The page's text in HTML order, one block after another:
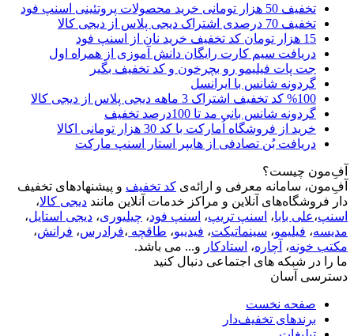
تخفیف 50 هزار تومانی خرید محصولات پروتئینی اسنپ فود
تخفیف 70 درصدی اشتراک دیجی پلاس از دیجی کالا
15 هزار تومان کد تخفیف خرید نان از اسنپ فود
دریافت سیم کارت رایگان دانش آموزی از همراه اول
جت پات فیلیمو رو بچرخون و کد تخفیف بگیر
گردونه شانس با ایرانسل
%100 کد تخفیف اشتراک 3 ماهه دیجی پلاس از دیجی کالا
گردونه شانس بانی مد تا 100درصد تخفیف
خرید از فروشگاه اُمارکت با کد 30 هزار تومانی اکالا
دریافت بُن تصادفی از هایپر استار اسنپ مارکت
آفِ‌مون چیست؟
آفِ‌مون، سامانه معرفی و ارائه‌ی کد تخفیف و پیشنهادهای تخفیف
دار فروشگاه‌های آنلاین و مراکز خدمات آنلاین مانند دیجی کالا،
اسنپ،علی بابا، اسنپ تریپ، اسنپ فود، چیلیوری، دیجی استایل،
مدیسه، فیلیمو، سینماتیکت، فیدیبو، طاقچه ،فرادرس، فرانش،
مکتب خونه، آچاره، استادکار و... می باشد.
ما را در شبکه های اجتماعی دنبال کنید
دسترسی آسان
صفحه نخست
برندهای تخفیف‌دار